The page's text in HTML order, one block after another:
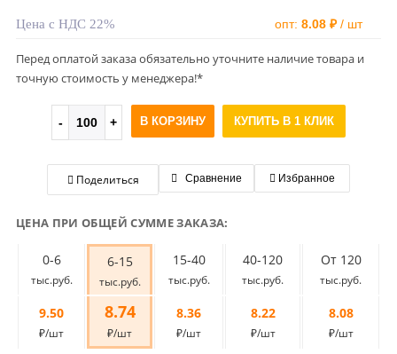
Цена с НДС 22% опт: 8.08 ₽/ шт
Перед оплатой заказа обязательно уточните наличие товара и
точную стоимость у менеджера!*
В КОРЗИНУ КУПИТЬ В 1 КЛИК
Поделиться Сравнение Избранное
ЦЕНА ПРИ ОБЩЕЙ СУММЕ ЗАКАЗА:
0-6
тыс.руб.
6-15
тыс.руб.
15-40
тыс.руб.
40-120
тыс.руб.
От 120
тыс.руб.
9.50
₽/шт
8.74
₽/шт
8.36
₽/шт
8.22
₽/шт
8.08
₽/шт